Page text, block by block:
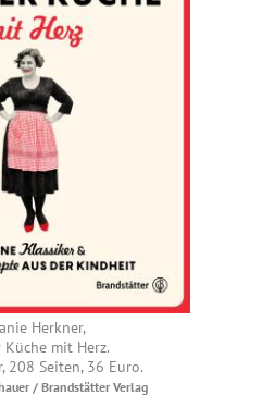
Herkner,
Küche mit Herz.
208 Seiten, 36 Euro.
/ Brandstätter Verlag